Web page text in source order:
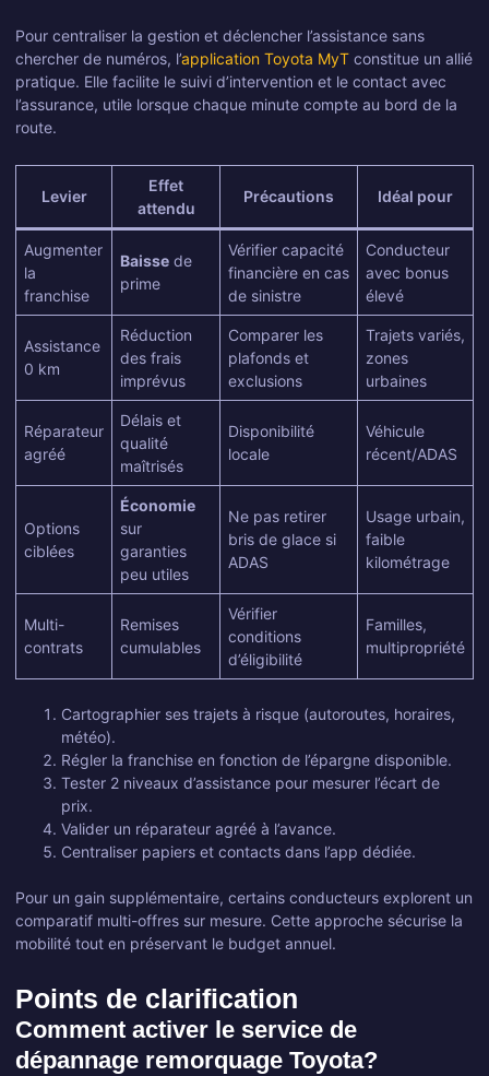
Pour centraliser la gestion et déclencher l’assistance sans
chercher de numéros, l’application Toyota MyT constitue un allié
pratique. Elle facilite le suivi d’intervention et le contact avec
l’assurance, utile lorsque chaque minute compte au bord de la
route.
Levier
Effet
attendu
Précautions Idéal pour
Augmenter
la
franchise
Baisse de
prime
Vérifier capacité
financière en cas
de sinistre
Conducteur
avec bonus
élevé
Assistance
0 km
Réduction
des frais
imprévus
Comparer les
plafonds et
exclusions
Trajets variés,
zones
urbaines
Réparateur
agréé
Délais et
qualité
maîtrisés
Disponibilité
locale
Véhicule
récent/ADAS
Options
ciblées
Économie
sur
garanties
peu utiles
Ne pas retirer
bris de glace si
ADAS
Usage urbain,
faible
kilométrage
Multi-
contrats
Remises
cumulables
Vérifier
conditions
d’éligibilité
Familles,
multipropriété
Cartographier ses trajets à risque (autoroutes, horaires,
météo).
Régler la franchise en fonction de l’épargne disponible.
Tester 2 niveaux d’assistance pour mesurer l’écart de
prix.
Valider un réparateur agréé à l’avance.
Centraliser papiers et contacts dans l’app dédiée.
Pour un gain supplémentaire, certains conducteurs explorent un
comparatif multi-offres sur mesure. Cette approche sécurise la
mobilité tout en préservant le budget annuel.
Points de clarification
Comment activer le service de
dépannage remorquage Toyota?